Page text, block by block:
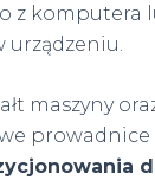
z komputera
maszyny
prowadnice